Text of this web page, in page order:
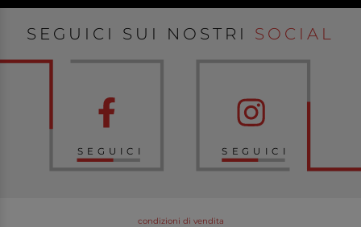
SEGUICI SUI NOSTRI SOCIAL
SEGUICI SEGUICI
condizioni di vendita